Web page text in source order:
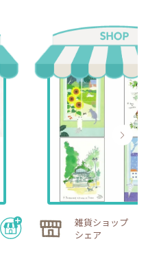
雑貨ショップ ハ
シェア